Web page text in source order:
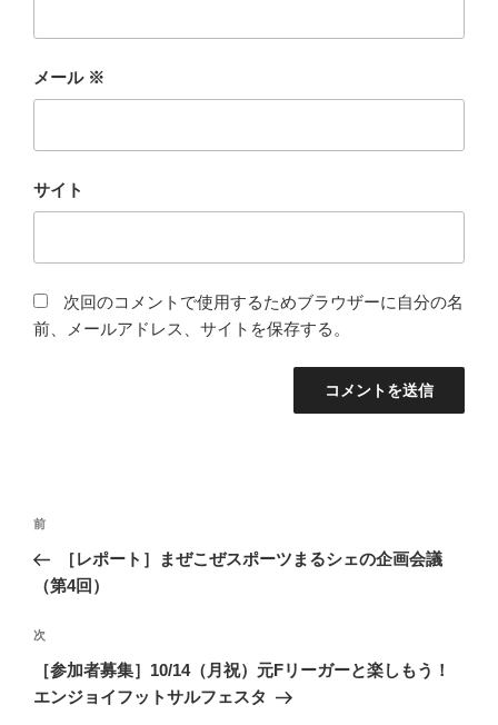
メール ※
サイト
次回のコメントで使用するためブラウザーに自分の名
前、メールアドレス、サイトを保存する。
投
ナ
ゲ
ー
シ
前
の
投
前
［レポート］まぜこぜスポーツまるシェの企画会議
（第4回）
次
の
投
次
［参加者募集］10/14（月祝）元Fリーガーと楽しもう！
エンジョイフットサルフェスタ